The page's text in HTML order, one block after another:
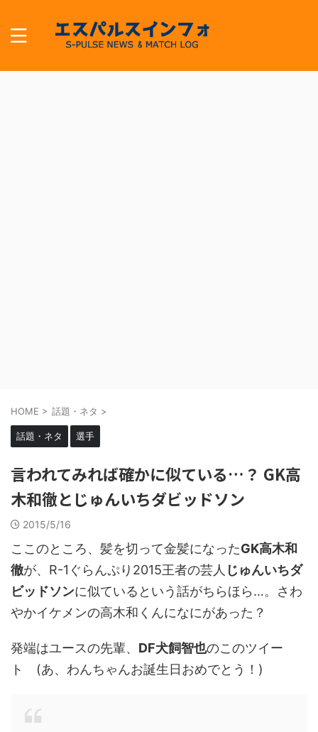
HOME > 話題・ネタ >
話題・ネタ 選手
言われてみれば確かに似ている…？ GK高
木和徹とじゅんいちダビッドソン
2015/5/16
ここのところ、髪を切って金髪になったGK高木和
徹が、R-1ぐらんぷり2015王者の芸人 じゅんいちダ
ビッドソンに似ているという話がちらほら…。さわ
やかイケメンの高木和くんになにがあった？
発端はユースの先輩、 DF犬飼智也のこのツイー
ト (あ、わんちゃんお誕生日おめでとう！)